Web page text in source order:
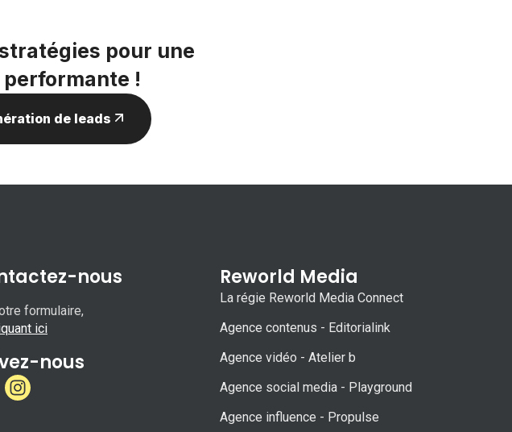
pour une
!
de leads
nous
formulaire,
ici
nous
Reworld Media
La régie Reworld Media Connect
Agence contenus - Editorialink
Agence vidéo - Atelier b
Agence social media - Playground
Agence influence - Propulse